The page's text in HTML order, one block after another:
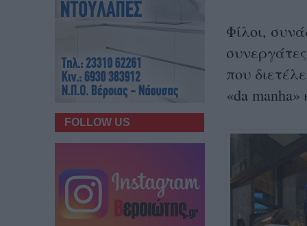
Φίλοι,
που
«da
FOLLOW US